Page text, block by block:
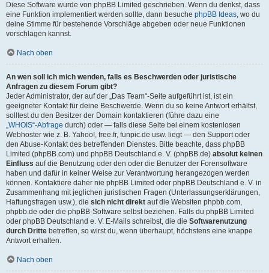
Diese Software wurde von phpBB Limited geschrieben. Wenn du denkst, dass
eine Funktion implementiert werden sollte, dann besuche phpBB Ideas, wo du
deine Stimme für bestehende Vorschläge abgeben oder neue Funktionen
vorschlagen kannst.
Nach oben
An wen soll ich mich wenden, falls es Beschwerden oder juristische
Anfragen zu diesem Forum gibt?
Jeder Administrator, der auf der „Das Team“-Seite aufgeführt ist, ist ein
geeigneter Kontakt für deine Beschwerde. Wenn du so keine Antwort erhältst,
solltest du den Besitzer der Domain kontaktieren (führe dazu eine
„WHOIS“-Abfrage durch) oder — falls diese Seite bei einem kostenlosen
Webhoster wie z. B. Yahoo!, free.fr, funpic.de usw. liegt — den Support oder
den Abuse-Kontakt des betreffenden Dienstes. Bitte beachte, dass phpBB
Limited (phpBB.com) und phpBB Deutschland e. V. (phpBB.de) absolut keinen
Einfluss auf die Benutzung oder den oder die Benutzer der Forensoftware
haben und dafür in keiner Weise zur Verantwortung herangezogen werden
können. Kontaktiere daher nie phpBB Limited oder phpBB Deutschland e. V. in
Zusammenhang mit jeglichen juristischen Fragen (Unterlassungserklärungen,
Haftungsfragen usw.), die sich nicht direkt auf die Websiten phpbb.com,
phpbb.de oder die phpBB-Software selbst beziehen. Falls du phpBB Limited
oder phpBB Deutschland e. V. E-Mails schreibst, die die Softwarenutzung
durch Dritte betreffen, so wirst du, wenn überhaupt, höchstens eine knappe
Antwort erhalten.
Nach oben